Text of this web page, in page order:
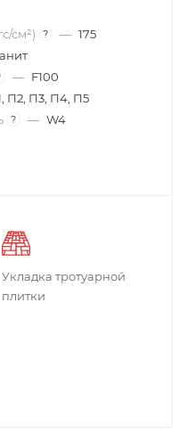
см²)
? — 175
— F100
П2, П3, П4, П5
? — W4
Укладка тротуарной
плитки